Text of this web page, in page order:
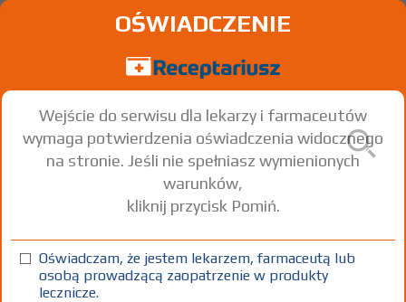
®
Amoxicillin
tabl. 750 mg 20 szt. Doustnie
OŚWIADCZENIE
Wejście do serwisu dla lekarzy i farmaceutów
wymaga potwierdzenia oświadczenia widocznego
na stronie. Jeśli nie spełniasz wymienionych
warunków,
kliknij przycisk Pomiń.
Oświadczam, że jestem lekarzem, farmaceutą lub
osobą prowadzącą zaopatrzenie w produkty
lecznicze.